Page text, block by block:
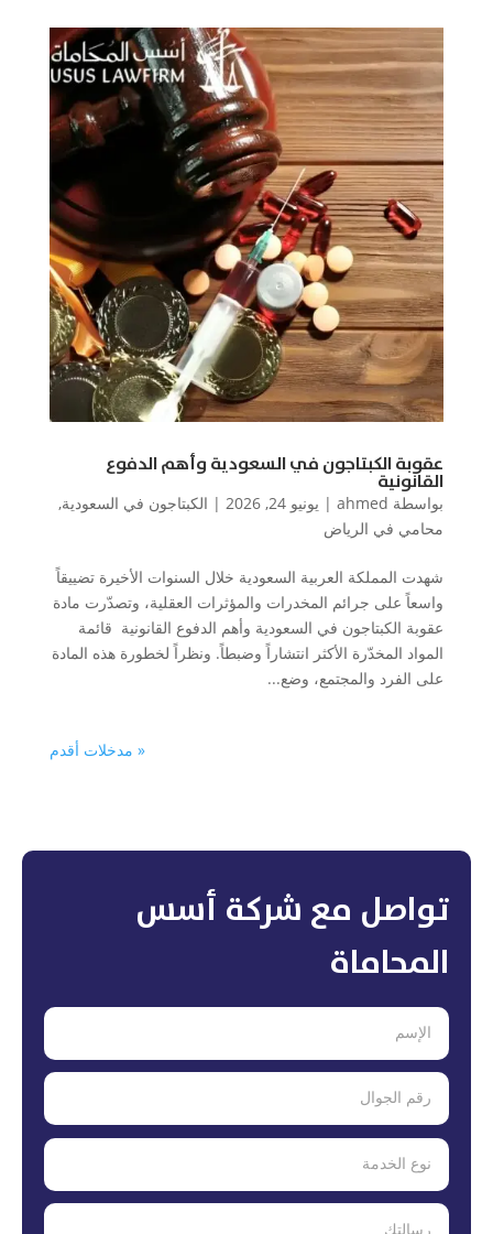
عقوبة الكبتاجون في السعودية وأهم الدفوع
القانونية
بواسطة ahmed
| يونيو 24, 2026 | الكبتاجون في السعودية,
محامي في الرياض
شهدت المملكة العربية السعودية خلال السنوات الأخيرة تضييقاً
واسعاً على جرائم المخدرات والمؤثرات العقلية، وتصدّرت مادة
عقوبة الكبتاجون في السعودية وأهم الدفوع القانونية قائمة
المواد المخدّرة الأكثر انتشاراً وضبطاً. ونظراً لخطورة هذه المادة
على الفرد والمجتمع، وضع...
« مدخلات أقدم
تواصل مع شركة أسس
المحاماة